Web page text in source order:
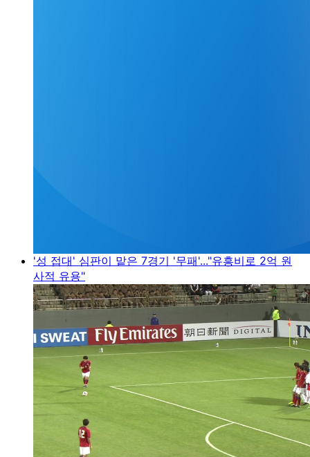
'성 접대' 심판이 맡은 7경기 '무패'..."유흥비로 2억 원
사적 유용"